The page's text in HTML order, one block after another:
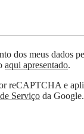
dos meus dados
aqui apresentado.
reCAPTCHA e
Serviço da Google.